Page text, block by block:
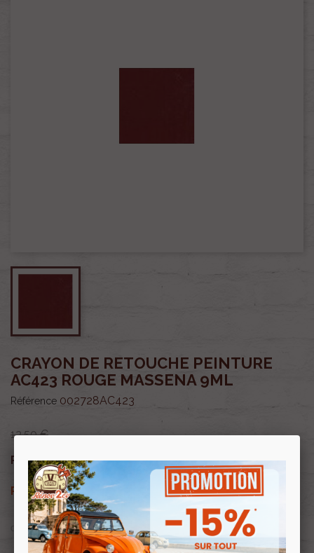
CRAYON DE RETOUCHE PEINTURE
AC423 ROUGE MASSENA 9ML
Référence 002728AC423
13,50 €
Prix public :11,48 €TTC
Prix clubRenov 2cv: 11,48 €TTC
OU PAYER EN